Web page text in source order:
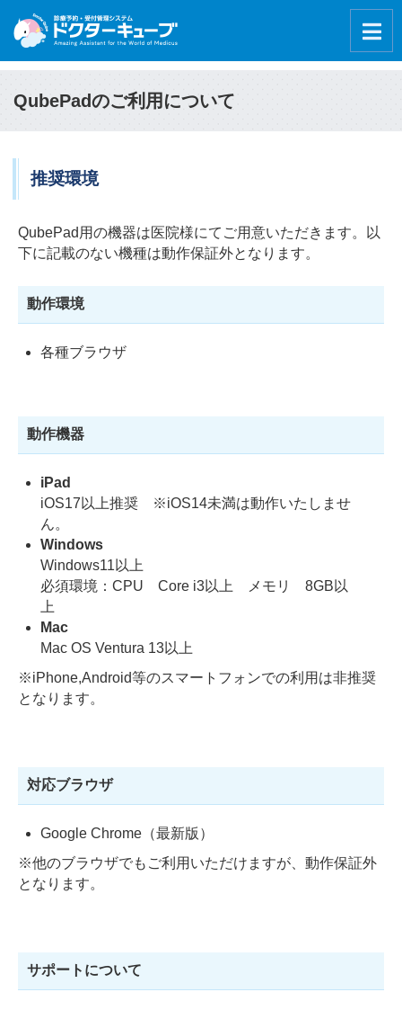
QubePadのご利用について
推奨環境
QubePad用の機器は医院様にてご用意いただきます。以
下に記載のない機種は動作保証外となります。
動作環境
各種ブラウザ
動作機器
iPad
iOS17以上推奨 ※iOS14未満は動作いたしませ
ん。
Windows
Windows11以上
必須環境：CPU Core i3以上 メモリ 8GB以
上
Mac
Mac OS Ventura 13以上
※iPhone,Android等のスマートフォンでの利用は非推奨
となります。
対応ブラウザ
Google Chrome（最新版）
※他のブラウザでもご利用いただけますが、動作保証外
となります。
サポートについて